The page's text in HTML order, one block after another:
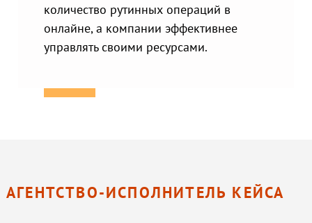
количество рутинных операций в
онлайне, а компании эффективнее
управлять своими ресурсами.
АГЕНТСТВО-ИСПОЛНИТЕЛЬ КЕЙСА